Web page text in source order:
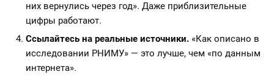
них вернулись через год». Даже приблизительные
цифры работают.
Ссылайтесь на реальные источники. «Как описано в
исследовании РНИМУ» — это лучше, чем «по данным
интернета».